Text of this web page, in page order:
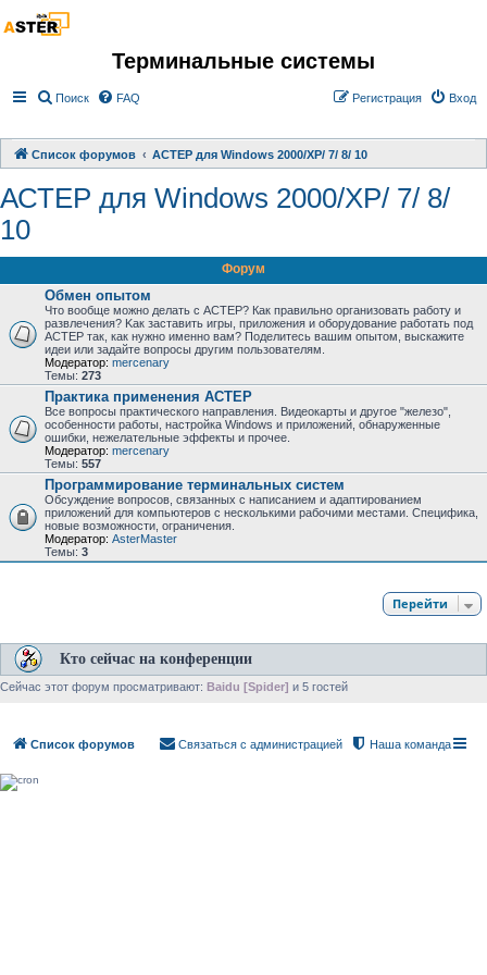
Терминальные системы
Поиск FAQ Вход
Регистрация
Список форумов АСТЕР для Windows 2000/XP/ 7/ 8/ 10
АСТЕР для Windows 2000/XP/ 7/ 8/
10
Форум
Обмен опытом
Что вообще можно делать с АСТЕР? Как правильно организовать работу и
развлечения? Kак заставить игры, приложения и оборудование работать под
АСТЕР так, как нужно именно вам? Поделитесь вашим опытом, выскажите
идеи или задайте вопросы другим пользователям.
Модератор: mercenary
Темы: 273
Практика применения АСТЕР
Все вопросы практического направления. Видеокарты и другое "железо",
особенности работы, настройка Windows и приложений, обнаруженные
ошибки, нежелательные эффекты и прочее.
Модератор: mercenary
Темы: 557
Программирование терминальных систем
Обсуждение вопросов, связанных с написанием и адаптированием
приложений для компьютеров с несколькими рабочими местами. Специфика,
новые возможности, ограничения.
Модератор: AsterMaster
Темы: 3
Перейти
Кто сейчас на конференции
Сейчас этот форум просматривают: Baidu [Spider] и 5 гостей
Список форумов Наша команда
Связаться с администрацией